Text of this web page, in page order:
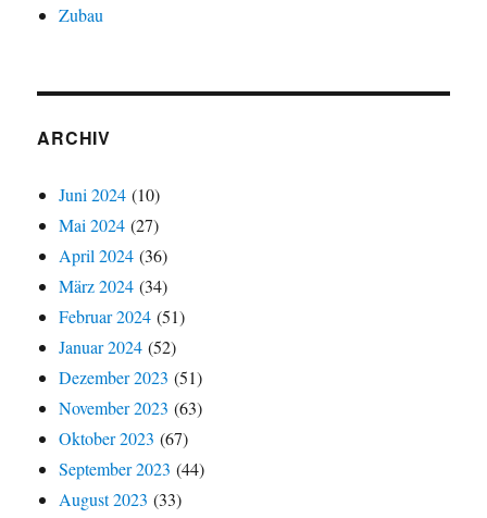
Zubau
ARCHIV
Juni 2024 (10)
Mai 2024 (27)
April 2024 (36)
März 2024 (34)
Februar 2024 (51)
Januar 2024 (52)
Dezember 2023 (51)
November 2023 (63)
Oktober 2023 (67)
September 2023 (44)
August 2023 (33)